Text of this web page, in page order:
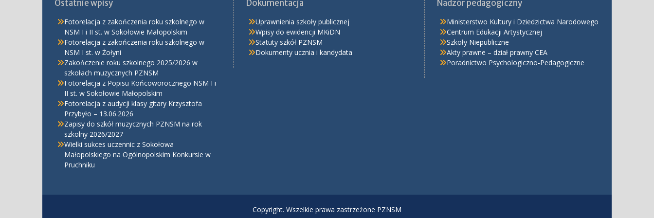
Ostatnie wpisy
Fotorelacja z zakończenia roku szkolnego w
NSM I i II st. w Sokołowie Małopolskim
Fotorelacja z zakończenia roku szkolnego w
NSM I st. w Żołyni
Zakończenie roku szkolnego 2025/2026 w
szkołach muzycznych PZNSM
Fotorelacja z Popisu Końcoworocznego NSM I i
II st. w Sokołowie Małopolskim
Fotorelacja z audycji klasy gitary Krzysztofa
Przybyło – 13.06.2026
Zapisy do szkół muzycznych PZNSM na rok
szkolny 2026/2027
Wielki sukces uczennic z Sokołowa
Małopolskiego na Ogólnopolskim Konkursie w
Pruchniku
Dokumentacja
Uprawnienia szkoły publicznej
Wpisy do ewidencji MKiDN
Statuty szkół PZNSM
Dokumenty ucznia i kandydata
Nadzór pedagogiczny
Ministerstwo Kultury i Dziedzictwa Narodowego
Centrum Edukacji Artystycznej
Szkoły Niepubliczne
Akty prawne – dział prawny CEA
Poradnictwo Psychologiczno-Pedagogiczne
Copyright. Wszelkie prawa zastrzeżone PZNSM